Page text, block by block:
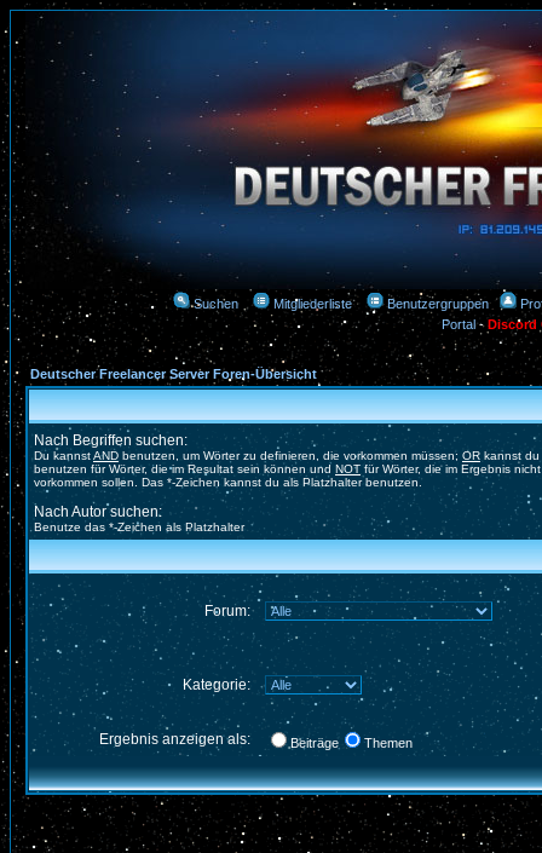
Suchen Mitgliederliste Benutzergruppen
Portal-Discord
Deutscher Freelancer Server Foren-Übersicht
Nach Begriffen suchen:
Du kannstAND benutzen, um Wörter zu definieren, die vorkommen müssen; OR kannst du
benutzen für Wörter, die im Resultat sein können und NOT für Wörter, die im Ergebnis nicht
vorkommen sollen. Das *-Zeichen kannst du als Platzhalter benutzen.
Nach Autor suchen:
Benutze das *-Zeichen als Platzhalter
Forum:
Kategorie:
Ergebnis anzeigen als: Beiträge Themen